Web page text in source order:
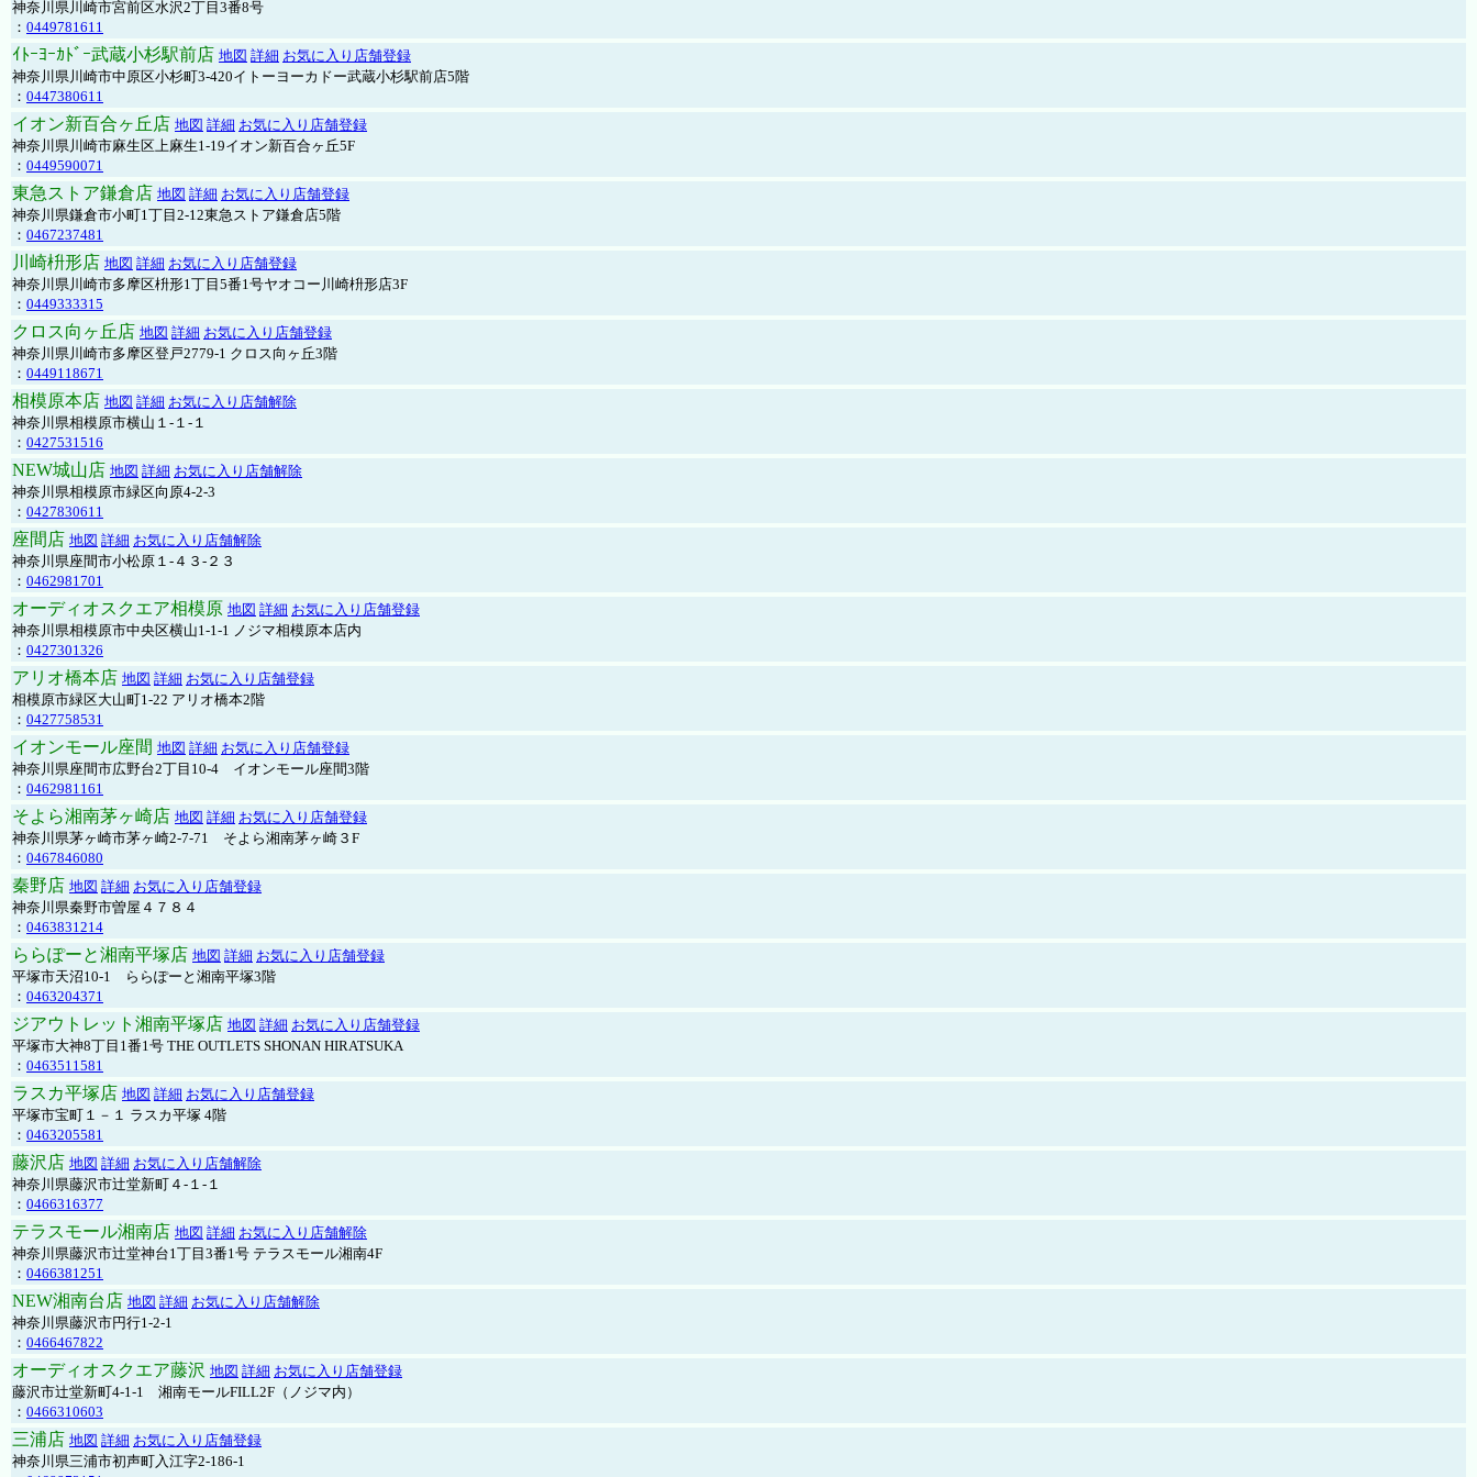
神奈川県川崎市宮前区水沢2丁目3番8号
： 0449781611
ｲﾄｰﾖｰｶﾄﾞｰ武蔵小杉駅前店 地図 詳細 お気に入り店舗登録
神奈川県川崎市中原区小杉町3-420イトーヨーカドー武蔵小杉駅前店5階
： 0447380611
イオン新百合ヶ丘店 地図 詳細 お気に入り店舗登録
神奈川県川崎市麻生区上麻生1-19イオン新百合ヶ丘5F
： 0449590071
東急ストア鎌倉店 地図 詳細 お気に入り店舗登録
神奈川県鎌倉市小町1丁目2-12東急ストア鎌倉店5階
： 0467237481
川崎枡形店 地図 詳細 お気に入り店舗登録
神奈川県川崎市多摩区枡形1丁目5番1号ヤオコー川崎枡形店3F
： 0449333315
クロス向ヶ丘店 地図 詳細 お気に入り店舗登録
神奈川県川崎市多摩区登戸2779-1 クロス向ヶ丘3階
： 0449118671
相模原本店 地図 詳細 お気に入り店舗解除
神奈川県相模原市横山１-１-１
： 0427531516
NEW城山店 地図 詳細 お気に入り店舗解除
神奈川県相模原市緑区向原4-2-3
： 0427830611
座間店 地図 詳細 お気に入り店舗解除
神奈川県座間市小松原１-４３-２３
： 0462981701
オーディオスクエア相模原 地図 詳細 お気に入り店舗登録
神奈川県相模原市中央区横山1-1-1 ノジマ相模原本店内
： 0427301326
アリオ橋本店 地図 詳細 お気に入り店舗登録
相模原市緑区大山町1-22 アリオ橋本2階
： 0427758531
イオンモール座間 地図 詳細 お気に入り店舗登録
神奈川県座間市広野台2丁目10-4 イオンモール座間3階
： 0462981161
そよら湘南茅ヶ崎店 地図 詳細 お気に入り店舗登録
神奈川県茅ヶ崎市茅ヶ崎2‐7‐71 そよら湘南茅ヶ崎３F
： 0467846080
秦野店 地図 詳細 お気に入り店舗登録
神奈川県秦野市曽屋４７８４
： 0463831214
ららぽーと湘南平塚店 地図 詳細 お気に入り店舗登録
平塚市天沼10-1 ららぽーと湘南平塚3階
： 0463204371
ジアウトレット湘南平塚店 地図 詳細 お気に入り店舗登録
平塚市大神8丁目1番1号 THE OUTLETS SHONAN HIRATSUKA
： 0463511581
ラスカ平塚店 地図 詳細 お気に入り店舗登録
平塚市宝町１－１ ラスカ平塚 4階
： 0463205581
藤沢店 地図 詳細 お気に入り店舗解除
神奈川県藤沢市辻堂新町４-１-１
： 0466316377
テラスモール湘南店 地図 詳細 お気に入り店舗解除
神奈川県藤沢市辻堂神台1丁目3番1号 テラスモール湘南4F
： 0466381251
NEW湘南台店 地図 詳細 お気に入り店舗解除
神奈川県藤沢市円行1-2-1
： 0466467822
オーディオスクエア藤沢 地図 詳細 お気に入り店舗登録
藤沢市辻堂新町4-1-1 湘南モールFILL2F（ノジマ内）
： 0466310603
三浦店 地図 詳細 お気に入り店舗登録
神奈川県三浦市初声町入江字2-186-1